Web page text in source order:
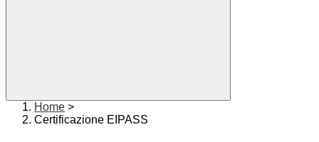
Home >
Certificazione EIPASS